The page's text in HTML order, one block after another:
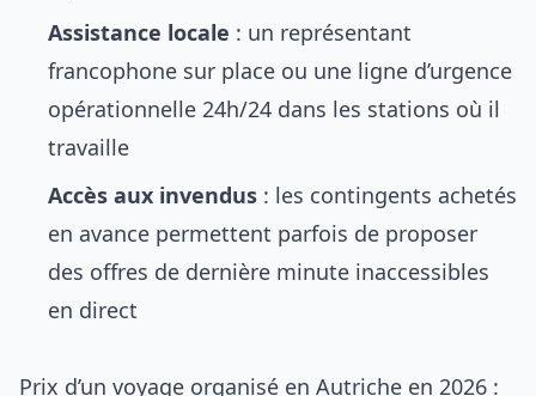
Assistance locale : un représentant
francophone sur place ou une ligne d’urgence
opérationnelle 24h/24 dans les stations où il
travaille
Accès aux invendus : les contingents achetés
en avance permettent parfois de proposer
des offres de dernière minute inaccessibles
en direct
Prix d’un voyage organisé en Autriche en 2026 :